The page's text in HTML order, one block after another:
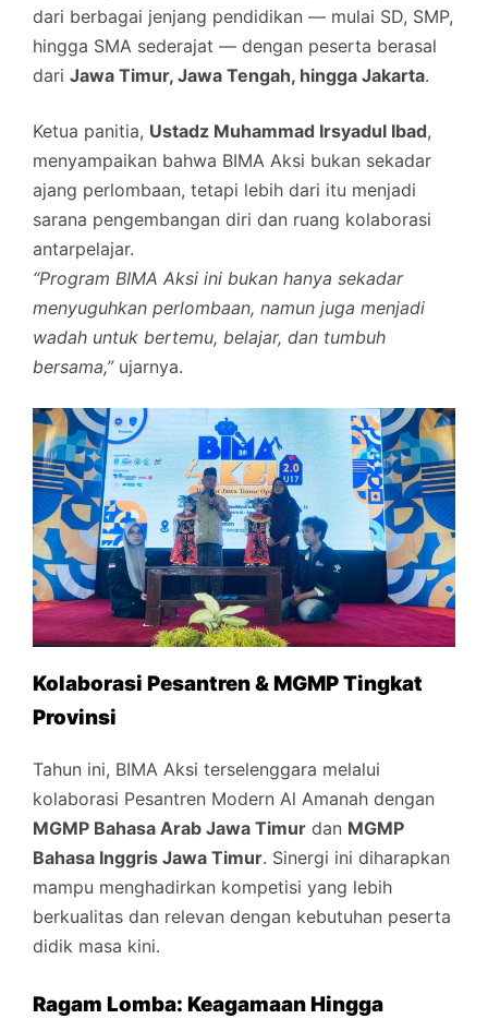
dari berbagai jenjang pendidikan — mulai SD, SMP,
hingga SMA sederajat — dengan peserta berasal
dari Jawa Timur, Jawa Tengah, hingga Jakarta.
Ketua panitia, Ustadz Muhammad Irsyadul Ibad,
menyampaikan bahwa BIMA Aksi bukan sekadar
ajang perlombaan, tetapi lebih dari itu menjadi
sarana pengembangan diri dan ruang kolaborasi
antarpelajar.
“Program BIMA Aksi ini bukan hanya sekadar
menyuguhkan perlombaan, namun juga menjadi
wadah untuk bertemu, belajar, dan tumbuh
bersama,”ujarnya.
Kolaborasi Pesantren & MGMP Tingkat
Provinsi
Tahun ini, BIMA Aksi terselenggara melalui
kolaborasi Pesantren Modern Al Amanah dengan
MGMP Bahasa Arab Jawa Timur dan MGMP
Bahasa Inggris Jawa Timur. Sinergi ini diharapkan
mampu menghadirkan kompetisi yang lebih
berkualitas dan relevan dengan kebutuhan peserta
didik masa kini.
Ragam Lomba: Keagamaan Hingga